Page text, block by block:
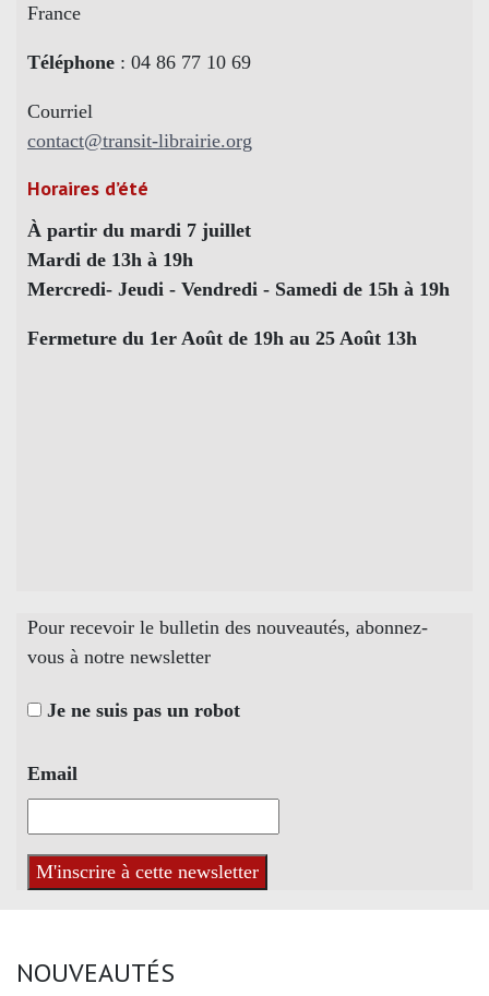
France
Téléphone : 04 86 77 10 69
Courriel
contact@transit-librairie.org
Horaires d’été
À partir du mardi 7 juillet
Mardi de 13h à 19h
Mercredi- Jeudi - Vendredi - Samedi de 15h à 19h
Fermeture du 1er Août de 19h au 25 Août 13h
Pour recevoir le bulletin des nouveautés, abonnez-
vous à notre newsletter
Je ne suis pas un robot
Email
NOUVEAUTÉS